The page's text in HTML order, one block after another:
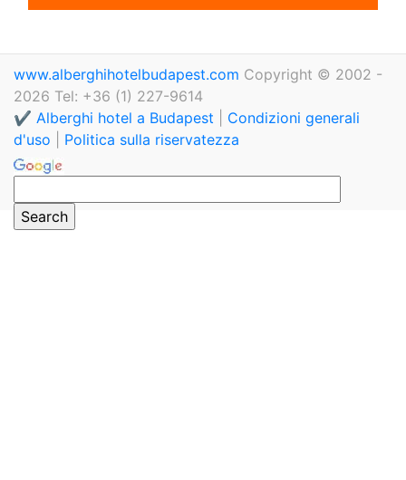
www.alberghihotelbudapest.com Copyright © 2002 -
2026 Tel: +36 (1) 227-9614
✔️ Alberghi hotel a Budapest
Condizioni generali
d'uso
Politica sulla riservatezza